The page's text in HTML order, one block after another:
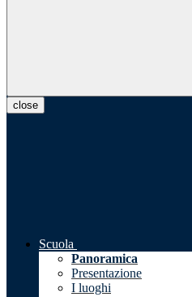
close
Scuola
Panoramica
Presentazione
I luoghi